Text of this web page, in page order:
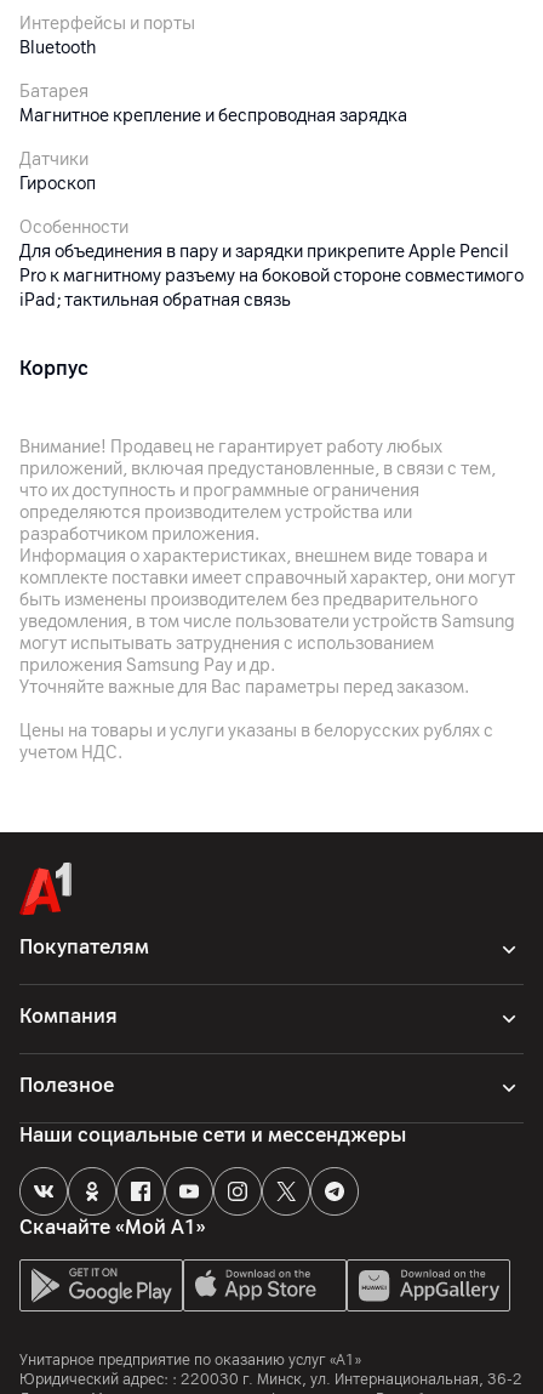
Интерфейсы и порты
Bluetooth
Батарея
Магнитное крепление и беспроводная зарядка
Датчики
Гироскоп
Особенности
Для объединения в пару и зарядки прикрепите Apple Pencil
Pro к магнитному разъему на боковой стороне совместимого
iPad; тактильная обратная связь
Корпус
Белый
Габариты
166 x 8.9 мм
Вес
19.5 г
Другие характеристики
Гарантия
Импортер
Производитель
компания Эппл Инк, 1 Инфинит Луп, Купертино, CA 95014
США
Комплект поставки
стилус
Страна производитель
Вьетнам, Китай
Внимание! Продавец не гарантирует работу любых
приложений, включая предустановленные, в связи с тем,
что их доступность и программные ограничения
определяются производителем устройства или
разработчиком приложения.
Информация о характеристиках, внешнем виде товара и
комплекте поставки имеет справочный характер, они могут
быть изменены производителем без предварительного
уведомления, в том числе пользователи устройств Samsung
могут испытывать затруднения с использованием
приложения Samsung Pay и др.
Уточняйте важные для Вас параметры перед заказом.
Цены на товары и услуги указаны в белорусских рублях с
учетом НДС.
Покупателям
Компания
Полезное
Скачайте «Мой А1»
Наши социальные сети и мессенджеры
Унитарное предприятие по оказанию услуг «А1»
Юридический адрес: : 220030 г. Минск, ул. Интернациональная, 36-2